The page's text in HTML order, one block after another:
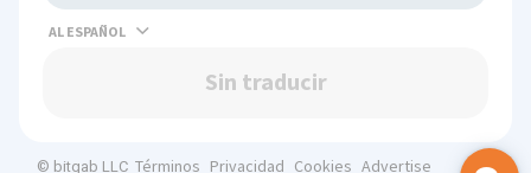
AL
Sin traducir
© bitgab LLC Términos Privacidad Cookies Advertise